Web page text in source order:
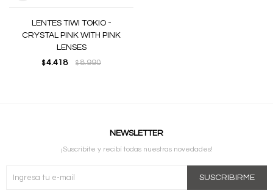
LENTES TIWI TOKIO -
CRYSTAL PINK WITH PINK
LENSES
$ 4.418 $8.990
NEWSLETTER
¡Suscribite y recibí todas nuestras novedades!
SUSCRIBIRME